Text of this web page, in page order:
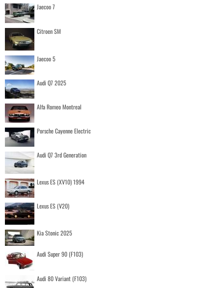
Jaecoo 7
Citroen SM
Jaecoo 5
Audi Q7 2025
Alfa Romeo Montreal
Porsche Cayenne Electric
Audi Q7 3rd Generation
Lexus ES (XV10) 1994
Lexus ES (V20)
Kia Stonic 2025
Audi Super 90 (F103)
Audi 80 Variant (F103)